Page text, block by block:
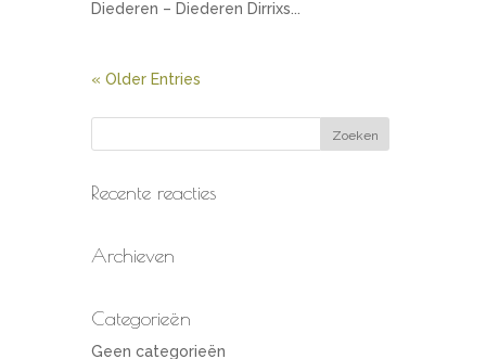
Diederen – Diederen Dirrixs...
« Older Entries
Recente reacties
Archieven
Categorieën
Geen categorieën